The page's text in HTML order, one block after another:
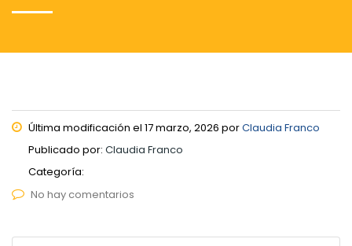
Última modificación el 17 marzo, 2026 porClaudia Franco
Publicado por: Claudia Franco
Categoría:
No hay comentarios